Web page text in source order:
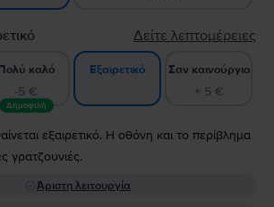
Δείτε λεπτομέρειες
καλό
-5 €
Δημοφιλή
Εξαιρετικό Σαν καινούργιο
+ 5 €
εξαιρετικό. Η οθόνη και το περίβλημα
γρατζουνιές.
Άριστη λειτουργία